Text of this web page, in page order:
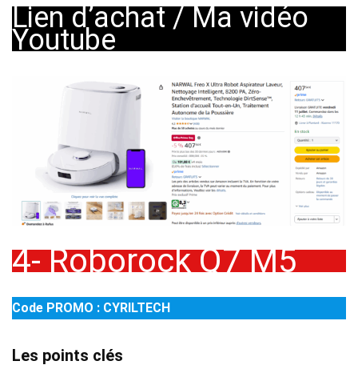
Lien d’achat/Ma vidéo
Youtube
4- Roborock Q7 M5
Code PROMO : CYRILTECH
Les points clés